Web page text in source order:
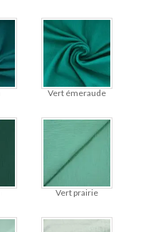
Vert émeraude
Vert prairie